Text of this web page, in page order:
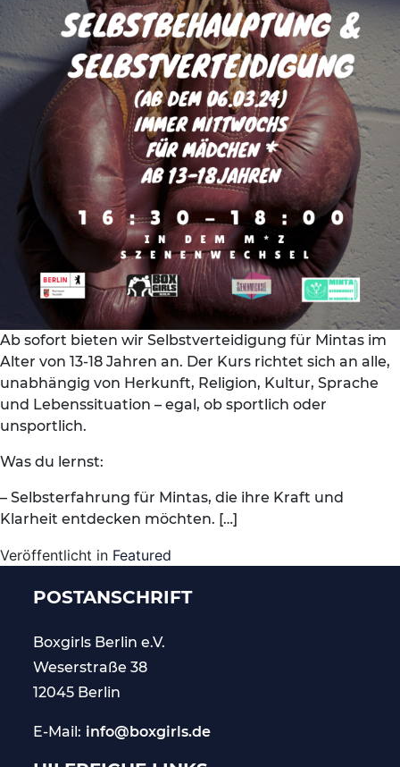
Ab sofort bieten wir Selbstverteidigung für Mintas im
Alter von 13-18 Jahren an. Der Kurs richtet sich an alle,
unabhängig von Herkunft, Religion, Kultur, Sprache
und Lebenssituation – egal, ob sportlich oder
unsportlich.
Was du lernst:
– Selbsterfahrung für Mintas, die ihre Kraft und
Klarheit entdecken möchten. […]
Veröffentlicht in Featured
POSTANSCHRIFT
Boxgirls Berline.V.
Weserstraße 38
12045 Berlin
E-Mail: info@boxgirls.de